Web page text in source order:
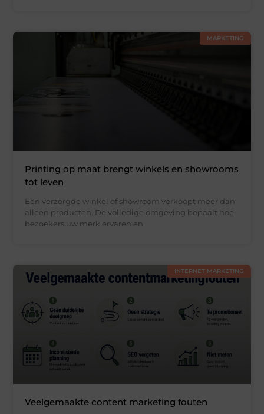
MARKETING
Printing op maat brengt winkels en showrooms
tot leven
Een verzorgde winkel of showroom verkoopt meer dan
alleen producten. De volledige omgeving bepaalt hoe
bezoekers uw merk ervaren en
INTERNET MARKETING
Veelgemaakte content marketing fouten